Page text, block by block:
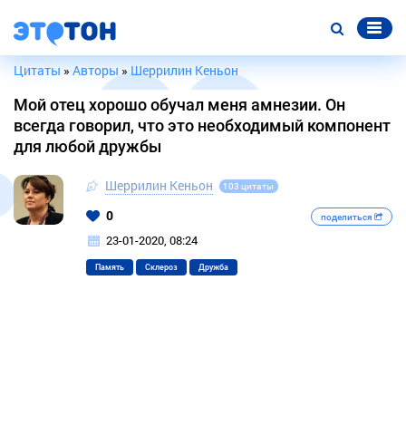
Цитаты » Авторы »Шеррилин Кеньон
Мой отец хорошо обучал меня амнезии. Он
всегда говорил, что это необходимый компонент
для любой дружбы
Шеррилин Кеньон 103 цитаты
0 поделиться
23-01-2020, 08:24
Память Склероз Дружба